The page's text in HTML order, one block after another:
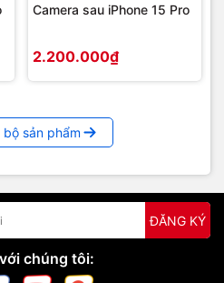
Camera sau iPhone 15 Pro
2.200.000₫
bộ sản phẩm
ĐĂNG KÝ
chúng tôi: